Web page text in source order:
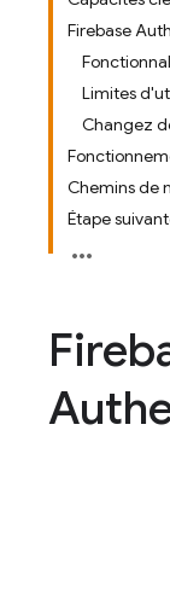
Firebase
Limites
Changez
Chemins de
Étape